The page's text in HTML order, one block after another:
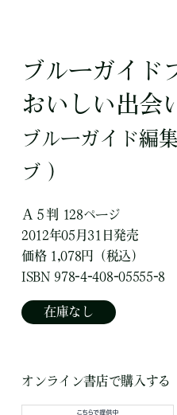
ブルーガイ
おいしい出会
ブルーガイド編
ブ ）
Ａ５判 128ページ
2012年05月31日発売
価格 1,078円（税込）
ISBN 978-4-408-05555-8
在庫なし
オンライン書店で購入する